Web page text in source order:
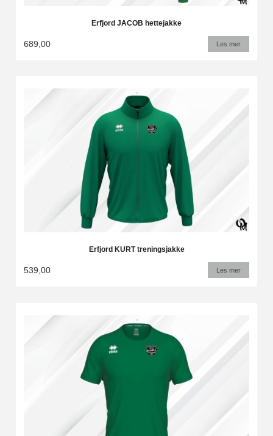
Erfjord JACOB hettejakke
689,00 Les mer
Erfjord KURT treningsjakke
539,00 Les mer